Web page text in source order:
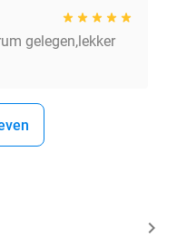
gelegen,lekker